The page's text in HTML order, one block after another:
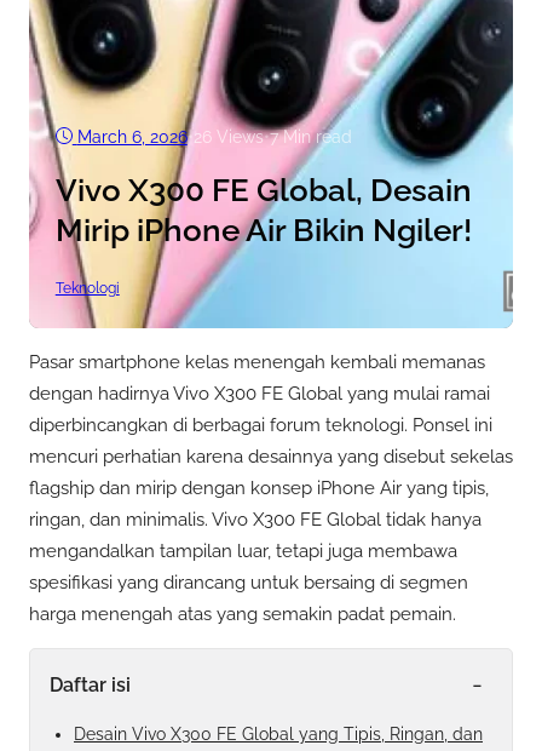
March 6, 2026•26Views•7 Min read
Vivo X300 FE Global, Desain
Mirip iPhone Air Bikin Ngiler!
Teknologi
Pasar smartphone kelas menengah kembali memanas
dengan hadirnya Vivo X300 FE Global yang mulai ramai
diperbincangkan di berbagai forum teknologi. Ponsel ini
mencuri perhatian karena desainnya yang disebut sekelas
flagship dan mirip dengan konsep iPhone Air yang tipis,
ringan, dan minimalis. Vivo X300 FE Global tidak hanya
mengandalkan tampilan luar, tetapi juga membawa
spesifikasi yang dirancang untuk bersaing di segmen
harga menengah atas yang semakin padat pemain.
Daftar isi -
Desain Vivo X300 FE Global yang Tipis, Ringan, dan